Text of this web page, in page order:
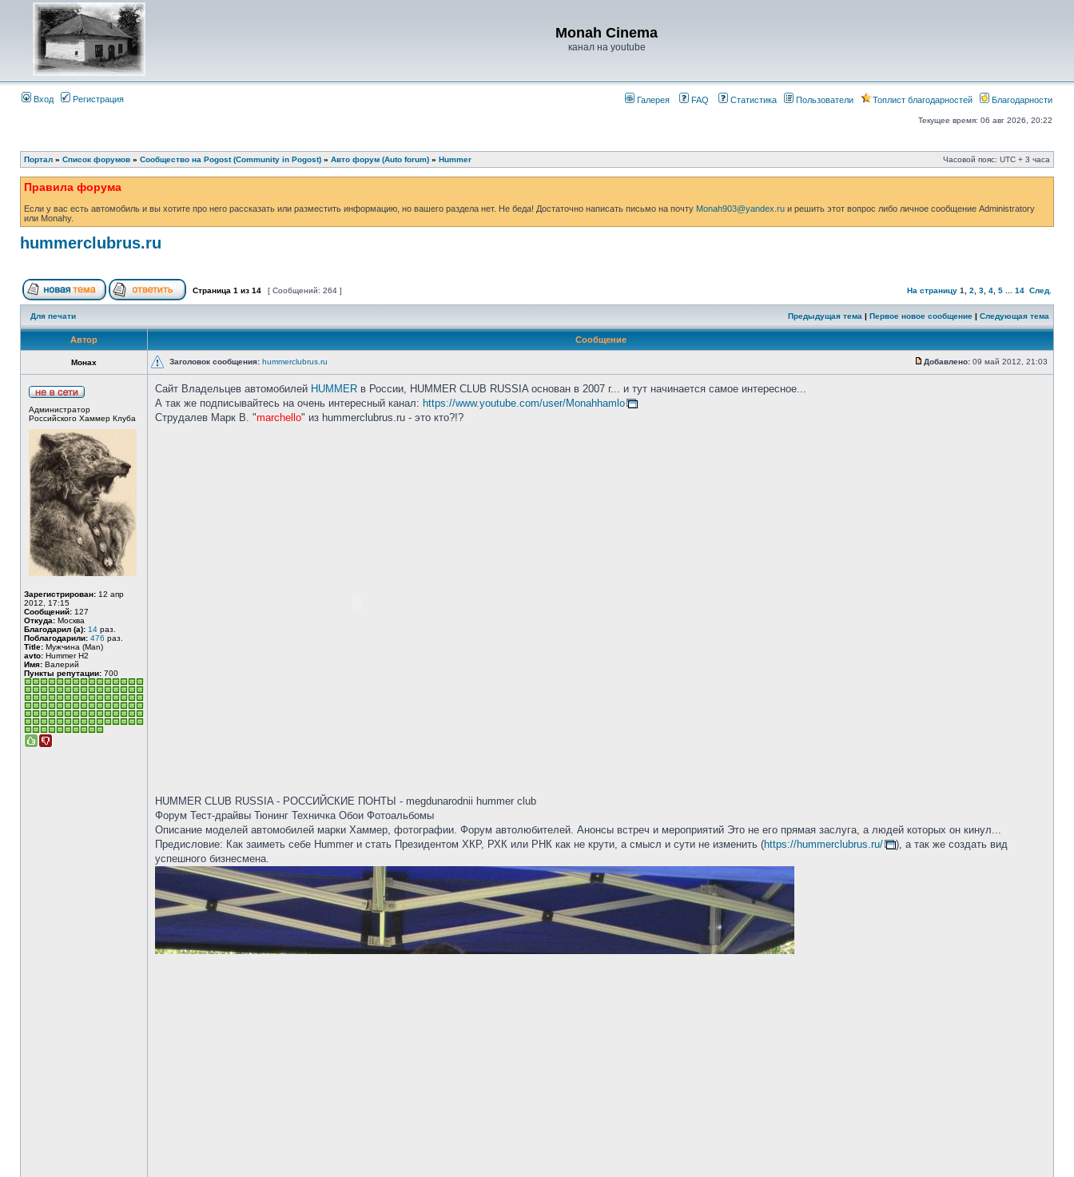
Monah Cinema
канал на youtube
Вход Регистрация Галерея FAQ Статистика Пользователи Топлист благодарностей Благодарности
Текущее время: 06 авг 2026, 20:22
Портал » Список форумов » Сообщество на Pogost (Community in Pogost) » Авто форум (Auto forum) » Hummer Часовой пояс: UTC + 3 часа
Правила форума
Если у вас есть автомобиль и вы хотите про него рассказать или разместить информацию, но вашего раздела нет. Не беда! Достаточно написать письмо на почту Monah903@yandex.ru и решить этот вопрос либо личное сообщение Administratorу
или Monahу.
hummerclubrus.ru
Страница 1 из 14 [ Сообщений: 264 ] На страницу 1 2 3 4 5 14 След.
Для печати Предыдущая тема | Первое новое сообщение | Следующая тема
Автор Сообщение
Монах Заголовок сообщения: hummerclubrus.ru Добавлено: 09 май 2012, 21:03
Администратор
Российского Хаммер Клуба
Зарегистрирован: 12 апр
2012, 17:15
Сообщений: 127
Откуда: Москва
Благодарил (а): 14 раз.
Поблагодарили: 476 раз.
Title: Мужчина (Man)
avto: Hummer H2
Имя: Валерий
Пункты репутации: 700
Сайт Владельцев автомобилей HUMMER в России, HUMMER CLUB RUSSIA основан в 2007 г... и тут начинается самое интересное...
А так же подписывайтесь на очень интересный канал: https://www.youtube.com/user/Monahhamlo
Струдалев Марк В. "marchello" из hummerclubrus.ru - это кто?!?
HUMMER CLUB RUSSIA - РОССИЙСКИЕ ПОНТЫ - megdunarodnii hummer club
Форум Тест-драйвы Тюнинг Техничка Обои Фотоальбомы
Описание моделей автомобилей марки Хаммер, фотографии. Форум автолюбителей. Анонсы встреч и мероприятий Это не его прямая заслуга, а людей которых он кинул...
Предисловие: Как заиметь себе Hummer и стать Президентом ХКР, РХК или РНК как не крути, а смысл и сути не изменить (https://hummerclubrus.ru/
), а так же создать вид
успешного бизнесмена.